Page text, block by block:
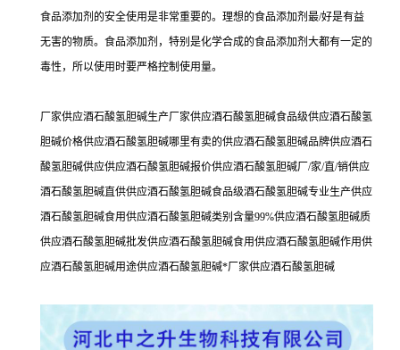
食品添加剂的安全使用是非常重要的。理想的食品添加剂最/好是有益
无害的物质。食品添加剂，特别是化学合成的食品添加剂大都有一定的
毒性，所以使用时要严格控制使用量。
厂家供应酒石酸氢胆碱生产厂家供应酒石酸氢胆碱食品级供应酒石酸氢
胆碱价格供应酒石酸氢胆碱哪里有卖的供应酒石酸氢胆碱品牌供应酒石
酸氢胆碱供应供应酒石酸氢胆碱报价供应酒石酸氢胆碱厂/家/直/销供应
酒石酸氢胆碱直供供应酒石酸氢胆碱食品级酒石酸氢胆碱专业生产供应
酒石酸氢胆碱食用供应酒石酸氢胆碱类别含量99%供应酒石酸氢胆碱质
供应酒石酸氢胆碱批发供应酒石酸氢胆碱食用供应酒石酸氢胆碱作用供
应酒石酸氢胆碱用途供应酒石酸氢胆碱*厂家供应酒石酸氢胆碱